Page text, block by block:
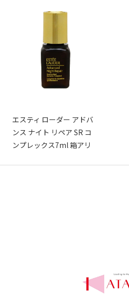
エスティ ローダー アドバ
ンス ナイト リペア SR コ
ンプレックス7ml 箱アリ